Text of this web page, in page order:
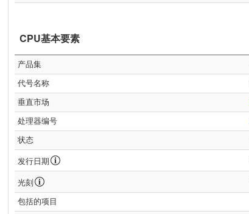
CPU基本要素
产品集
代号名称
垂直市场
处理器编号
状态
发行日期
光刻
包括的项目